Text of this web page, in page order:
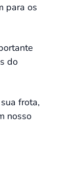
para os
do
frota,
nosso